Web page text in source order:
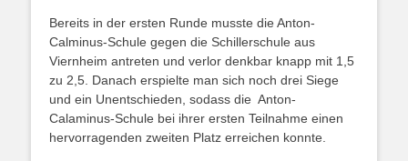
Bereits in der ersten Runde musste die Anton-
Calminus-Schule gegen die Schillerschule aus
Viernheim antreten und verlor denkbar knapp mit 1,5
zu 2,5. Danach erspielte man sich noch drei Siege
und ein Unentschieden, sodass die Anton-
Calaminus-Schule bei ihrer ersten Teilnahme einen
hervorragenden zweiten Platz erreichen konnte.